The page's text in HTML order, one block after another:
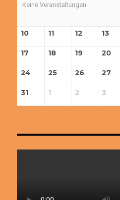
Keine Veranstaltungen
10 11 12 13
17 18 19 20
24 25 26 27
31 1 2 3